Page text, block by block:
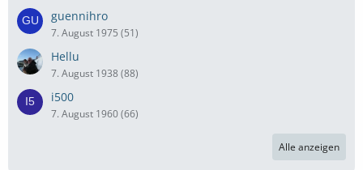
guennihro
7. August 1975 (51)
Hellu
7. August 1938 (88)
i500
7. August 1960 (66)
Alle anzeigen